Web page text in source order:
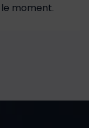
moment.